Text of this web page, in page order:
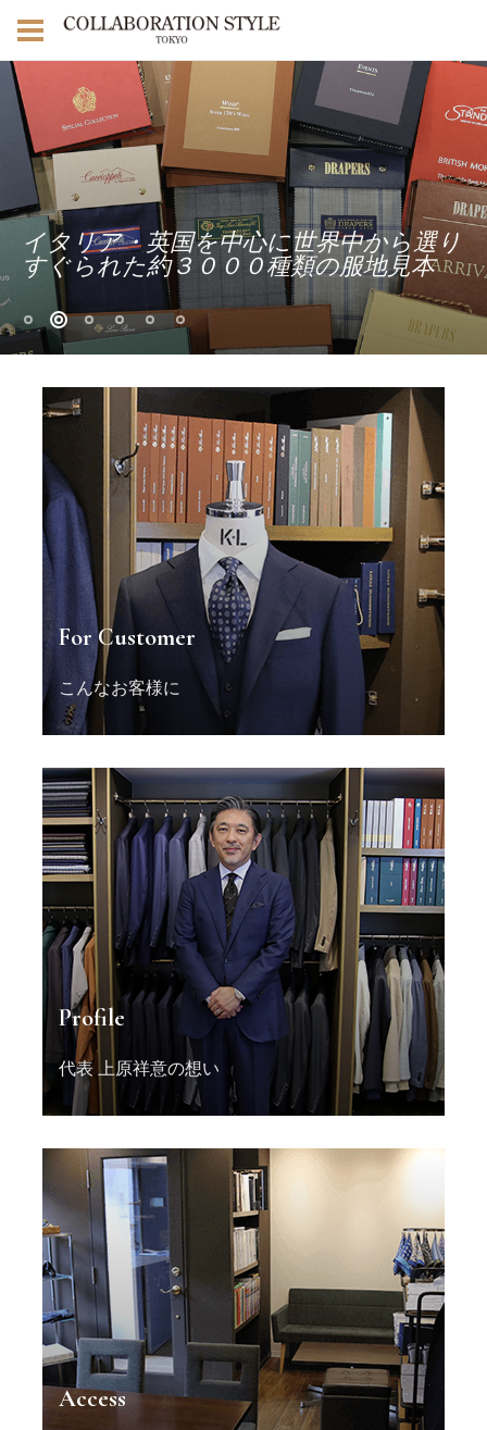
イタリア・英国を中心に世界中から選り
すぐられた約３０００種類の服地見本
For Customer
こんなお客様に
Profile
代表 上原祥意の想い
Access